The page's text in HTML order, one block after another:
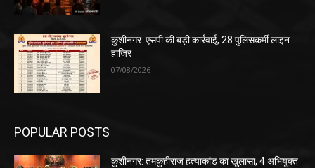
कुशीनगर: एसपी की बड़ी कार्रवाई, 28 पुलिसकर्मी लाइन
हाजिर
07/08/2026
POPULAR POSTS
कुशीनगर: तमकुहीराज हत्याकांड का खुलासा, 4 अभियुक्त